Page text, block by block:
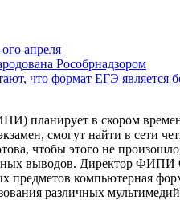
апреля
Рособрнадзором
что формат ЕГЭ является
планирует в скором
смогут найти в сети
чтобы этого не
выводов. Директор ФИПИ
предметов компьютерная
различных